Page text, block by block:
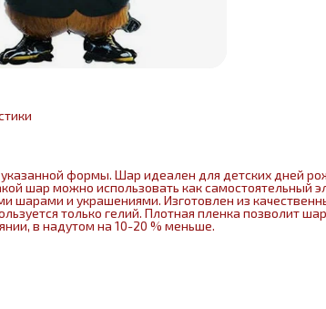
формы. Шар идеален для детских дней
шар можно использовать как самостоятельный
шарами и украшениями. Изготовлен из
только гелий. Плотная пленка позволит
в надутом на 10-20 % меньше.